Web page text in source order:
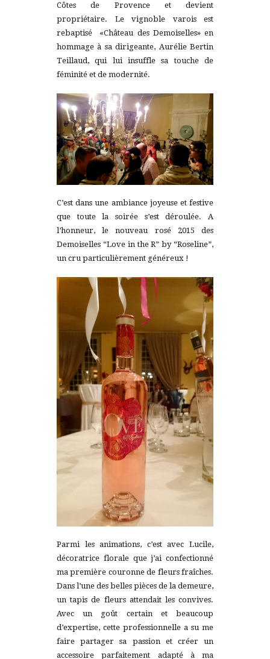
Côtes de Provence et devient
propriétaire. Le vignoble varois est
rebaptisé «Château des Demoiselles» en
hommage à sa dirigeante, Aurélie Bertin
Teillaud, qui lui insuffle sa touche de
féminité et de modernité.
C’est dans une ambiance joyeuse et festive
que toute la soirée s’est déroulée. A
l’honneur, le nouveau rosé 2015 des
Demoiselles “Love in the R” by “Roseline”,
un cru particulièrement généreux !
Parmi les animations, c’est avec Lucile,
décoratrice florale que j’ai confectionné
ma première couronne de fleurs fraîches.
Dans l’une des belles pièces de la demeure,
un tapis de fleurs attendait les convives.
Avec un goût certain et beaucoup
d’expertise, cette professionnelle a su me
faire partager sa passion et créer un
accessoire parfaitement adapté à ma